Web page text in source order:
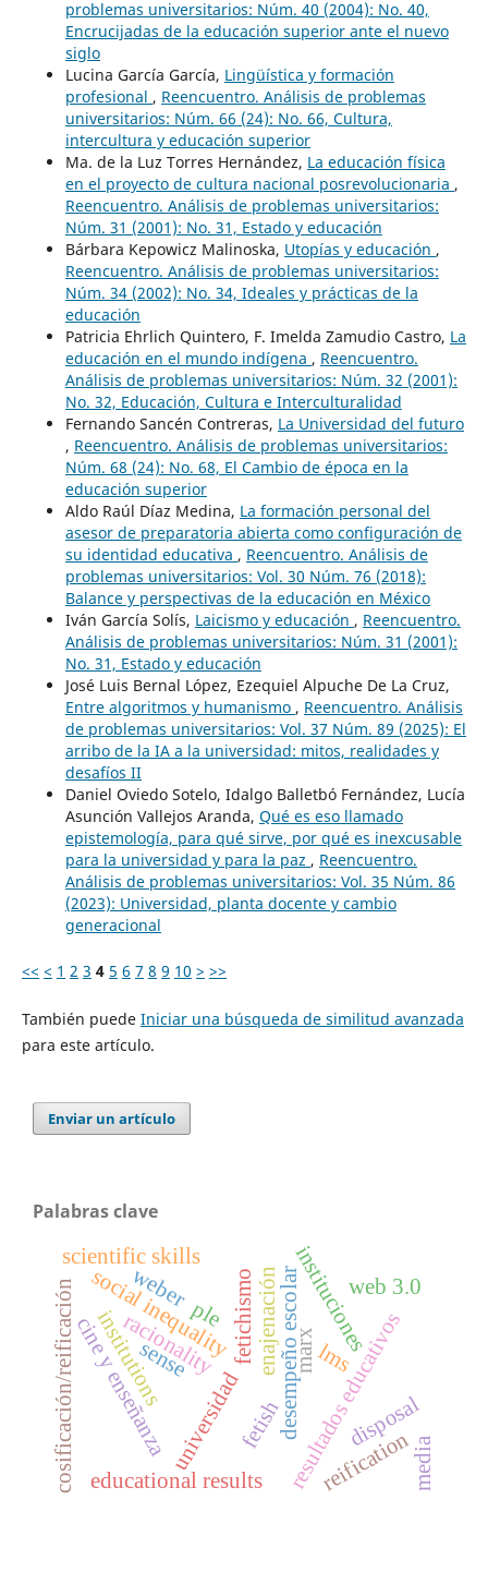
problemas universitarios: Núm. 40 (2004): No. 40,
Encrucijadas de la educación superior ante el nuevo
siglo
Lucina García García, Lingüística y formación
profesional , Reencuentro. Análisis de problemas
universitarios: Núm. 66 (24): No. 66, Cultura,
intercultura y educación superior
Ma. de la Luz Torres Hernández, La educación física
en el proyecto de cultura nacional posrevolucionaria ,
Reencuentro. Análisis de problemas universitarios:
Núm. 31 (2001): No. 31, Estado y educación
Bárbara Kepowicz Malinoska, Utopías y educación ,
Reencuentro. Análisis de problemas universitarios:
Núm. 34 (2002): No. 34, Ideales y prácticas de la
educación
Patricia Ehrlich Quintero, F. Imelda Zamudio Castro, La
educación en el mundo indígena , Reencuentro.
Análisis de problemas universitarios: Núm. 32 (2001):
No. 32, Educación, Cultura e Interculturalidad
Fernando Sancén Contreras, La Universidad del futuro
, Reencuentro. Análisis de problemas universitarios:
Núm. 68 (24): No. 68, El Cambio de época en la
educación superior
Aldo Raúl Díaz Medina, La formación personal del
asesor de preparatoria abierta como configuración de
su identidad educativa , Reencuentro. Análisis de
problemas universitarios: Vol. 30 Núm. 76 (2018):
Balance y perspectivas de la educación en México
Iván García Solís, Laicismo y educación , Reencuentro.
Análisis de problemas universitarios: Núm. 31 (2001):
No. 31, Estado y educación
José Luis Bernal López, Ezequiel Alpuche De La Cruz,
Entre algoritmos y humanismo , Reencuentro. Análisis
de problemas universitarios: Vol. 37 Núm. 89 (2025): El
arribo de la IA a la universidad: mitos, realidades y
desafíos II
Daniel Oviedo Sotelo, Idalgo Balletbó Fernández, Lucía
Asunción Vallejos Aranda, Qué es eso llamado
epistemología, para qué sirve, por qué es inexcusable
para la universidad y para la paz , Reencuentro.
Análisis de problemas universitarios: Vol. 35 Núm. 86
(2023): Universidad, planta docente y cambio
generacional
<< < 1 2 3 4 5 6 7 8 9 10 > >>
También puede Iniciar una búsqueda de similitud avanzada
para este artículo.
Enviar un artículo
Palabras clave
universidad
fetichismo resultados educativos
desempeño escolar
social inequality
racionality
weber
institutions
instituciones
fetish disposal
reification
enajenación
cosificación/reificación marx
educational results media
cine y enseñanza
scientific skills
ple
lms
web 3.0
sense